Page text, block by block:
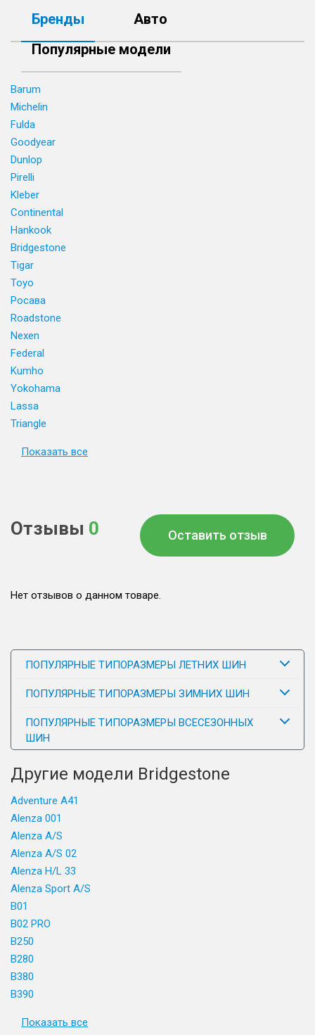
Бренды
Авто
Популярные модели
Barum
Michelin
Fulda
Goodyear
Dunlop
Pirelli
Kleber
Continental
Hankook
Bridgestone
Tigar
Toyo
Росава
Roadstone
Nexen
Federal
Kumho
Yokohama
Lassa
Triangle
Показать все
Отзывы 0 Оставить отзыв
Нет отзывов о данном товаре.
ПОПУЛЯРНЫЕ ТИПОРАЗМЕРЫ ЛЕТНИХ ШИН
ПОПУЛЯРНЫЕ ТИПОРАЗМЕРЫ ЗИМНИХ ШИН
ПОПУЛЯРНЫЕ ТИПОРАЗМЕРЫ ВСЕСЕЗОННЫХ
ШИН
Другие модели Bridgestone
Adventure A41
Alenza 001
Alenza A/S
Alenza A/S 02
Alenza H/L 33
Alenza Sport A/S
B01
B02 PRO
B250
B280
B380
B390
Показать все